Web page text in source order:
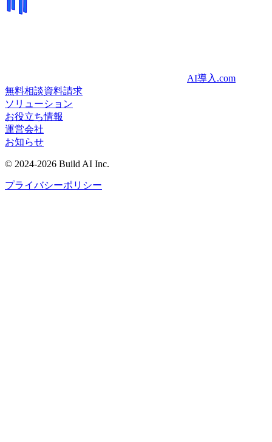
AI導入.com
無料相談資料請求
ソリューション
お役立ち情報
運営会社
お知らせ
© 2024-2026 Build AI Inc.
プライバシーポリシー